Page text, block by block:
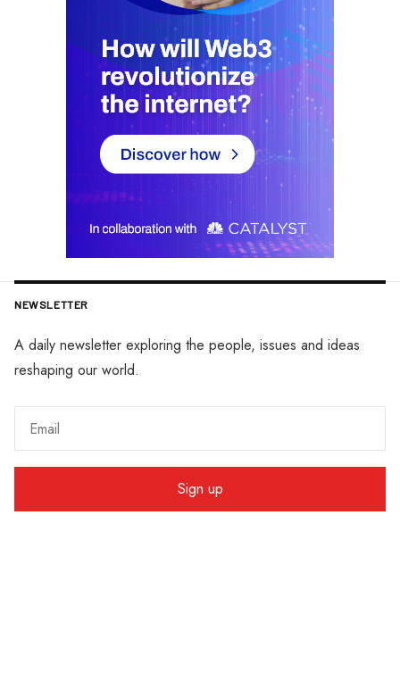
NEWSLETTER
A daily newsletter exploring the people, issues and ideas
reshaping our world.